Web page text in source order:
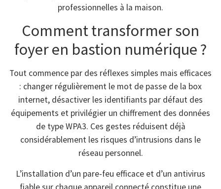
professionnelles à la maison.
Comment transformer son
foyer en bastion numérique ?
Tout commence par des réflexes simples mais efficaces
: changer régulièrement le mot de passe de la box
internet, désactiver les identifiants par défaut des
équipements et privilégier un chiffrement des données
de type WPA3. Ces gestes réduisent déjà
considérablement les risques d’intrusions dans le
réseau personnel.
L’installation d’un pare-feu efficace et d’un antivirus
fiable sur chaque appareil connecté constitue une